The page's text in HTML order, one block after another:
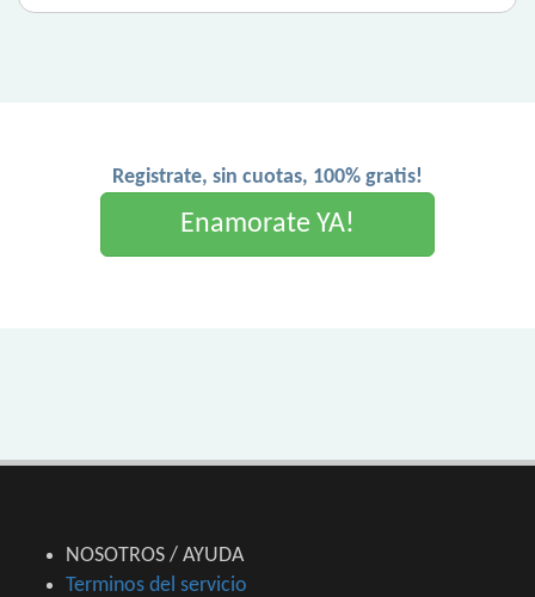
Registrate, sin cuotas, 100% gratis!
Enamorate YA!
NOSOTROS / AYUDA
Terminos del servicio